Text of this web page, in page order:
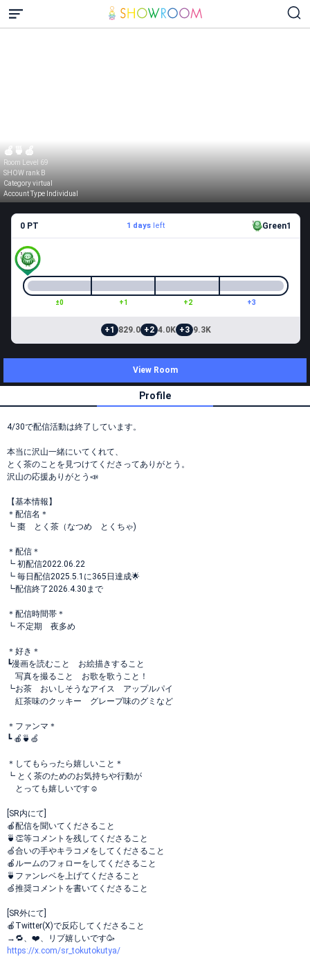
🍎🍵🍏
Room Level 69
SHOW rank B
Category virtual
Account Type Individual
0 PT 1 daysleft Green1
±0 +1 +2 +3
+1 829.0 +2 4.0K +3 9.3K
View Room
Profile
4/30で配信活動は終了しています。
本当に沢山一緒にいてくれて、
とく茶のことを見つけてくださってありがとう。
沢山の応援ありがとう📣
【基本情報】
＊配信名＊
┗ 棗 とく茶（なつめ とくちゃ)
＊配信＊
┗ 初配信2022.06.22
┗ 毎日配信2025.5.1に365日達成🌟
┗配信終了2026.4.30まで
＊配信時間帯＊
┗ 不定期 夜多め
＊好き＊
┗漫画を読むこと お絵描きすること
写真を撮ること お歌を歌うこと！
┗お茶 おいしそうなアイス アップルパイ
紅茶味のクッキー グレープ味のグミなど
＊ファンマ＊
┗ 🍎🍵🍏
＊してもらったら嬉しいこと＊
┗ とく茶のためのお気持ちや行動が
とっても嬉しいです☺️
[SR内にて]
🍎配信を聞いてくださること
🍵👏等コメントを残してくださること
🍏合いの手やキラコメをしてくださること
🍎ルームのフォローをしてくださること
🍵ファンレベを上げてくださること
🍏推奨コメントを書いてくださること
[SR外にて]
🍎Twitter(X)で反応してくださること
→🔁、❤️、リプ嬉しいです🥳
https://x.com/sr_tokutokutya/